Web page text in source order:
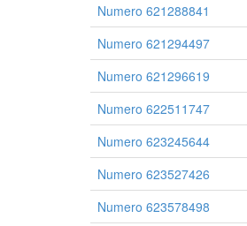
Numero 621288841
Numero 621294497
Numero 621296619
Numero 622511747
Numero 623245644
Numero 623527426
Numero 623578498